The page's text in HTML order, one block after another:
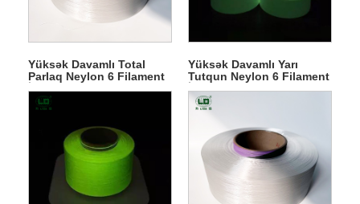
Yüksək Davamlı Total
Parlaq Neylon 6 Filament
İplik
Yüksək Davamlı Yarı
Tutqun Neylon 6 Filament
İplik